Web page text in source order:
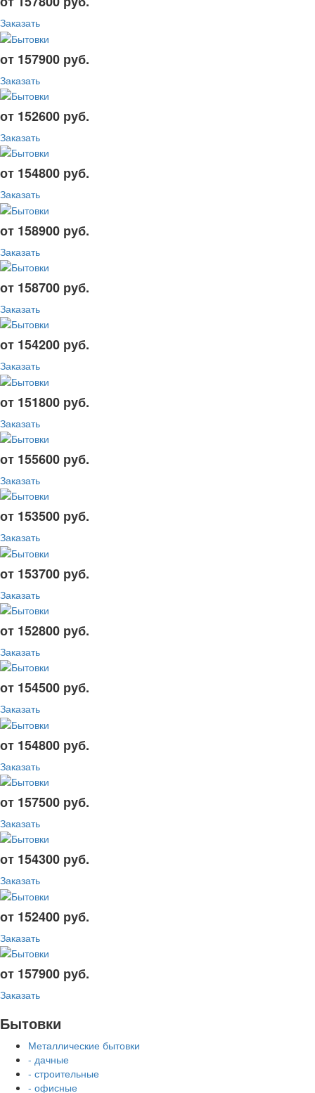
Заказать
от 157900 руб.
Заказать
от 152600 руб.
Заказать
от 154800 руб.
Заказать
от 158900 руб.
Заказать
от 158700 руб.
Заказать
от 154200 руб.
Заказать
от 151800 руб.
Заказать
от 155600 руб.
Заказать
от 153500 руб.
Заказать
от 153700 руб.
Заказать
от 152800 руб.
Заказать
от 154500 руб.
Заказать
от 154800 руб.
Заказать
от 157500 руб.
Заказать
от 154300 руб.
Заказать
от 152400 руб.
Заказать
от 157900 руб.
Заказать
Бытовки
Металлические бытовки
- дачные
- строительные
- офисные